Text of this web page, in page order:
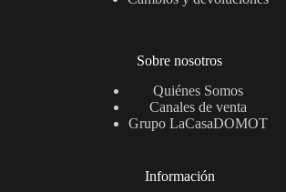
Sobre nosotros
Quiénes Somos
Canales de venta
Grupo LaCasaDOMOT
Información